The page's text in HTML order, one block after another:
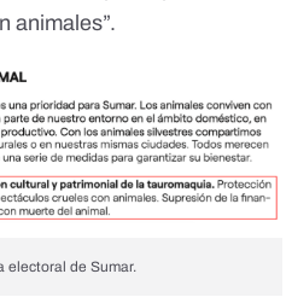
animales”.
electoral de Sumar.